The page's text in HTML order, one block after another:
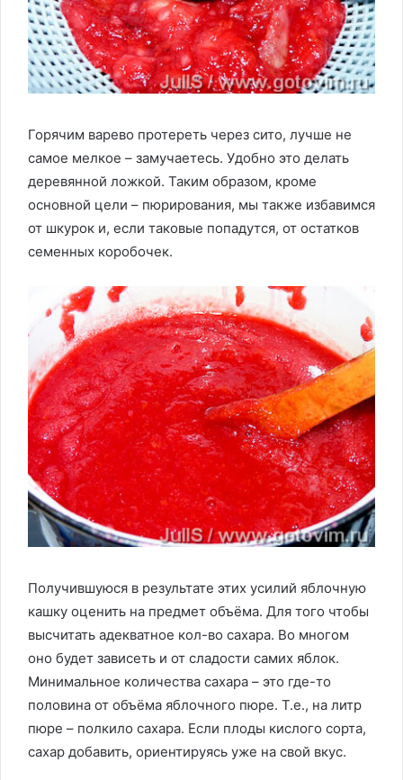
Горячим варево протереть через сито, лучше не
самое мелкое – замучаетесь. Удобно это делать
деревянной ложкой. Таким образом, кроме
основной цели – пюрирования, мы также избавимся
от шкурок и, если таковые попадутся, от остатков
семенных коробочек.
Получившуюся в результате этих усилий яблочную
кашку оценить на предмет объёма. Для того чтобы
высчитать адекватное кол-во сахара. Во многом
оно будет зависеть и от сладости самих яблок.
Минимальное количества сахара – это где-то
половина от объёма яблочного пюре. Т.е., на литр
пюре – полкило сахара. Если плоды кислого сорта,
сахар добавить, ориентируясь уже на свой вкус.